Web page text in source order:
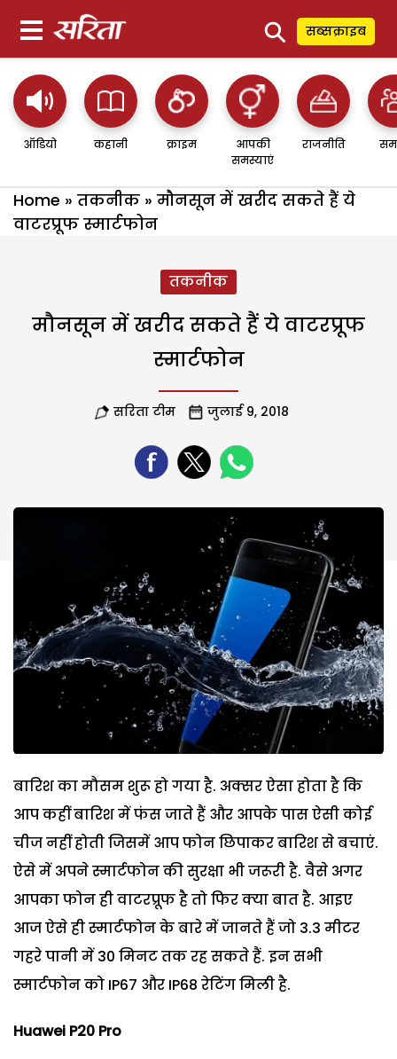
⚲ सब्सक्राइब
ऑडियो कहानी क्राइम
आपकी
समस्याएं
राजनीति
Home » तकनीक » मौनसून में खरीद सकते हैं ये
वाटरप्रूफ स्मार्टफोन
तकनीक
मौनसून में खरीद सकते हैं ये वाटरप्रूफ
स्मार्टफोन
सरिता टीम जुलाई 9, 2018
बारिश का मौसम शुरू हो गया है. अक्सर ऐसा होता है कि
आप कहीं बारिश में फंस जाते हैं और आपके पास ऐसी कोई
चीज नहीं होती जिसमें आप फोन छिपाकर बारिश से बचाएं.
ऐसे में अपने स्मार्टफोन की सुरक्षा भी जरूरी है. वैसे अगर
आपका फोन ही वाटरप्रूफ है तो फिर क्या बात है. आइए
आज ऐसे ही स्मार्टफोन के बारे में जानते हैं जो 3.3 मीटर
गहरे पानी में 30 मिनट तक रह सकते हैं. इन सभी
स्मार्टफोन को IP67 और IP68 रेटिंग मिली है.
Huawei P20 Pro